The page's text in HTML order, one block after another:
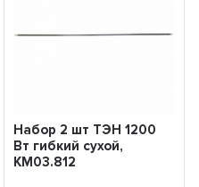
Набор 2 шт ТЭН 1200
Вт гибкий сухой,
KM03.812